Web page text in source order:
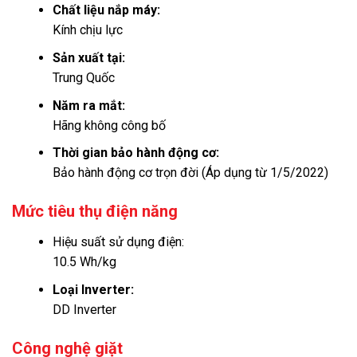
Chất liệu nắp máy:
Kính chịu lực
Sản xuất tại:
Trung Quốc
Năm ra mắt:
Hãng không công bố
Thời gian bảo hành động cơ:
Bảo hành động cơ trọn đời (Áp dụng từ 1/5/2022)
Mức tiêu thụ điện năng
Hiệu suất sử dụng điện:
10.5 Wh/kg
Loại Inverter:
DD Inverter
Công nghệ giặt